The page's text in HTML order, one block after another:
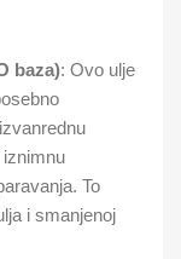
baza): Ovo ulje
To
i smanjenoj